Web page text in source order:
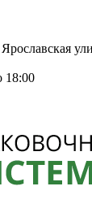
18:00